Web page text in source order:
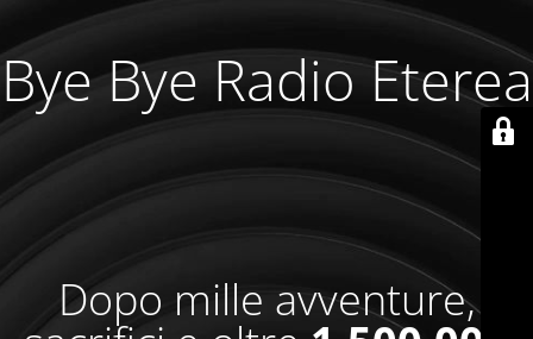
Bye Bye Radio Eterea
Dopo mille avventure,